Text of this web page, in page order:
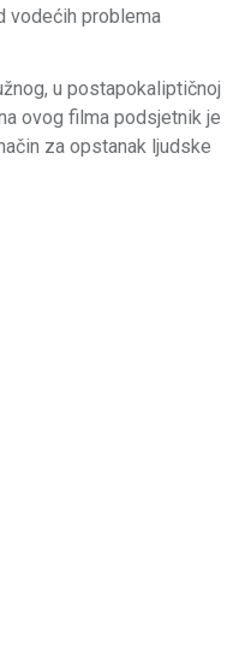
vodećih problema
u postapokaliptičnoj
ovog filma podsjetnik je
za opstanak ljudske